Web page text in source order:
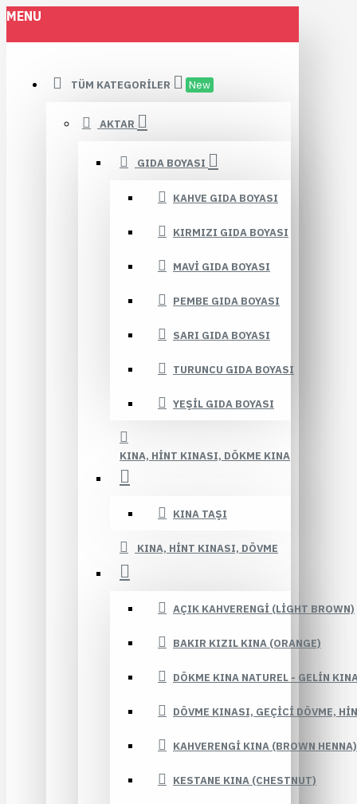
MENU
TÜM KATEGORILER New
AKTAR
GIDA BOYASI
KAHVE GIDA BOYASI
KIRMIZI GIDA BOYASI
MAVI GIDA BOYASI
PEMBE GIDA BOYASI
SARI GIDA BOYASI
TURUNCU GIDA BOYASI
YEŞIL GIDA BOYASI
KINA, HINT KINASI, DÖKME KINA
KINA TAŞI
KINA, HINT KINASI, DÖVME
AÇIK KAHVERENGI (LIGHT BROWN)
BAKIR KIZIL KINA (ORANGE)
DÖKME KINA NATUREL - GELIN
DÖVME KINASI, GEÇICI DÖVME,
KAHVERENGI KINA (BROWN HENNA)
KESTANE KINA (CHESTNUT)